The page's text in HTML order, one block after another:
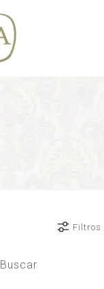
Filtros
Buscar